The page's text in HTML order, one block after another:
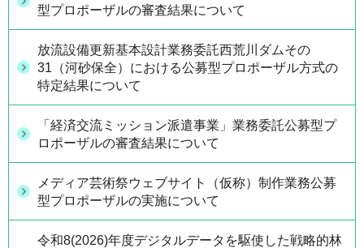
型プロポーザルの審査結果について
放流設備更新基本設計業務委託西荒川ダムその
31（河砂保全）における公募型プロポーザル方式の
特定結果について
「経済交流ミッション派遣事業」業務委託公募型プ
ロポーザルの審査結果について
メディア芸術祭ウェブサイト（仮称）制作業務公募
型プロポーザルの実施について
令和8(2026)年度デジタルデータを駆使した戦略的林